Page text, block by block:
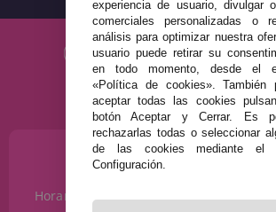
¿NECESITAS
Horario de Lunes a Sábados de 10 a
experiencia de usuario, divulgar
comerciales personalizadas o
análisis para optimizar nuestra
usuario puede retirar su
en todo momento, desde el
«Política de cookies». También
aceptar todas las cookies
botón Aceptar y Cerrar. Es
rechazarlas todas o seleccionar
de las cookies mediante el
Configuración.